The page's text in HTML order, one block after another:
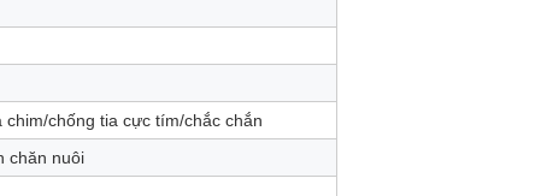
chống tia cực tím/chắc chắn
chăn nuôi